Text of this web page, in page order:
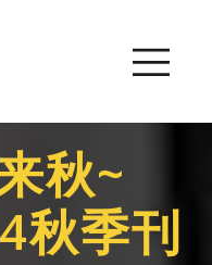
秋~
秋季刊